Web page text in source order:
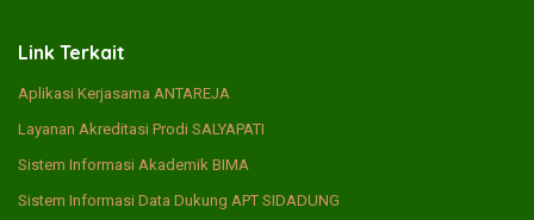
Link Terkait
Aplikasi Kerjasama ANTAREJA
Layanan Akreditasi Prodi SALYAPATI
Sistem Informasi Akademik BIMA
Sistem Informasi Data Dukung APT SIDADUNG